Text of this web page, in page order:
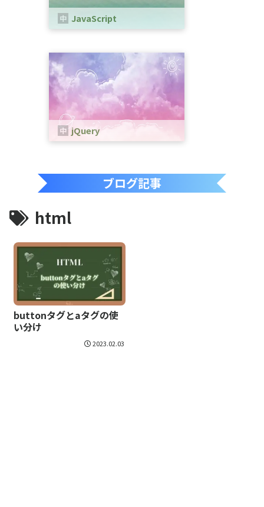
JavaScript
jQuery
ブログ記事
html
buttonタグとaタグの使
い分け
2023.02.03